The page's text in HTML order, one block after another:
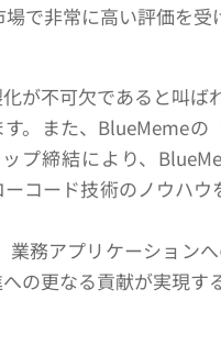
で非常に高い評価を受
が不可欠であると叫
。また、BlueMeme
締結により、
コード技術のノウハ
務アプリケーション
の更なる貢献が実現す